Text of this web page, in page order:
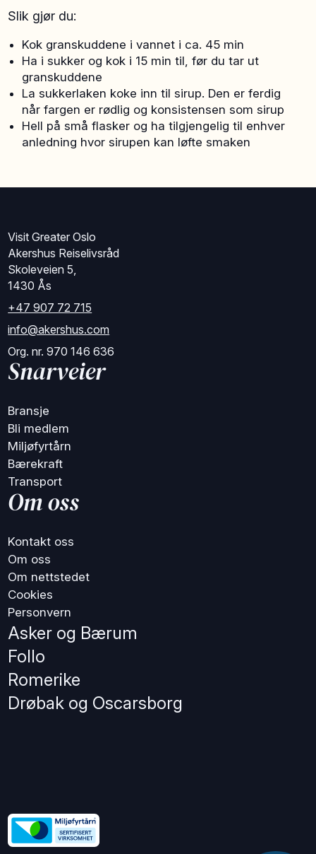
Slik gjør du:
Kok granskuddene i vannet i ca. 45 min
Ha i sukker og kok i 15 min til, før du tar ut
granskuddene
La sukkerlaken koke inn til sirup. Den er ferdig
når fargen er rødlig og konsistensen som sirup
Hell på små flasker og ha tilgjengelig til enhver
anledning hvor sirupen kan løfte smaken
Visit Greater Oslo
Akershus Reiselivsråd
Skoleveien 5,
1430 Ås
+47 907 72 715
info@akershus.com
Org. nr. 970 146 636
Snarveier
Bransje
Bli medlem
Miljøfyrtårn
Bærekraft
Transport
Om oss
Kontakt oss
Om oss
Om nettstedet
Cookies
Personvern
Asker og Bærum
Follo
Romerike
Drøbak og Oscarsborg